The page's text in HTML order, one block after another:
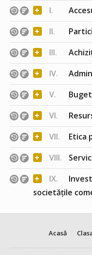
+
I.
+ II.
+ III.
+ IV.
+ V.
+ VI.
+ VII. Etica
+ VIII.
+ IX.
societățile
Acasă